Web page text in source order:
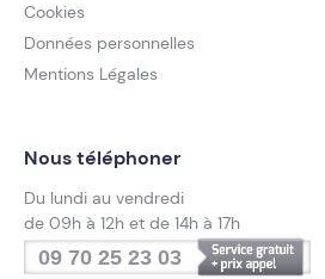
Cookies
Données personnelles
Mentions Légales
Nous téléphoner
Du lundi au vendredi
de 09h à 12h et de 14h à 17h
09 70 25 23 03